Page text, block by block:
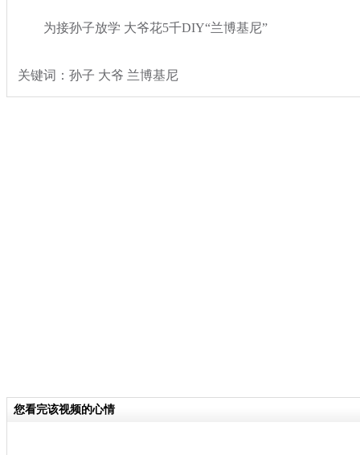
为接孙子放学 大爷花5千DIY“兰博基尼”
关键词：孙子 大爷 兰博基尼
您看完该视频的心情